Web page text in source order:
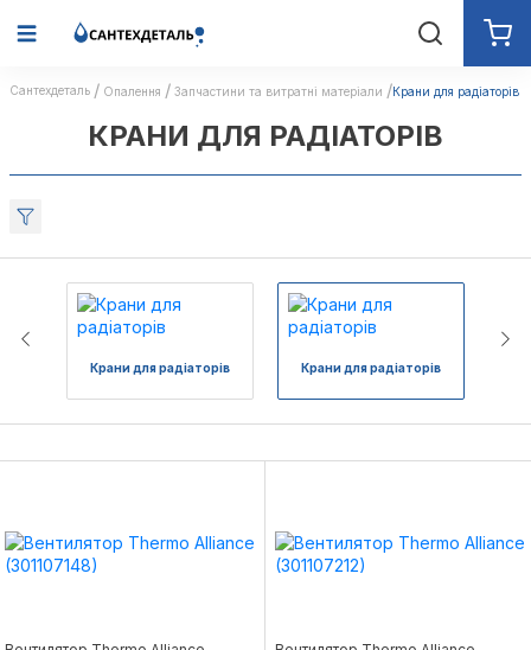
Сантехдеталь Опалення Запчастини та витратні матеріали Крани для радіаторів
КРАНИ ДЛЯ РАДІАТОРІВ
Крани для радіаторів Крани для радіаторів